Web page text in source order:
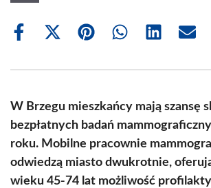
Share
Share
(Twitter)
Share Share Share Share
W Brzegu mieszkańcy mają szansę
bezpłatnych badań
roku. Mobilne pracownie
odwiedzą miasto dwukrotnie,
wieku 45-74 lat możliwość